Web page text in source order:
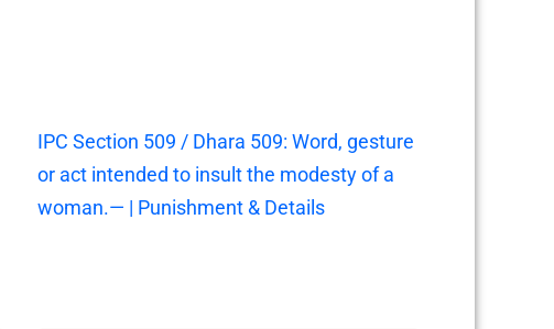
IPC Section 509 / Dhara 509: Word, gesture
or act intended to insult the modesty of a
woman.— | Punishment & Details